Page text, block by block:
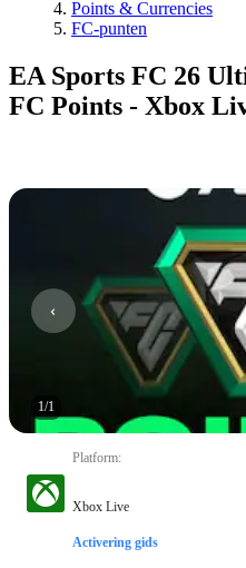
Points & Currencies
FC-punten
EA Sports FC 26
FC Points - Xbox
1/1
Platform:
Xbox Live
Activering gids